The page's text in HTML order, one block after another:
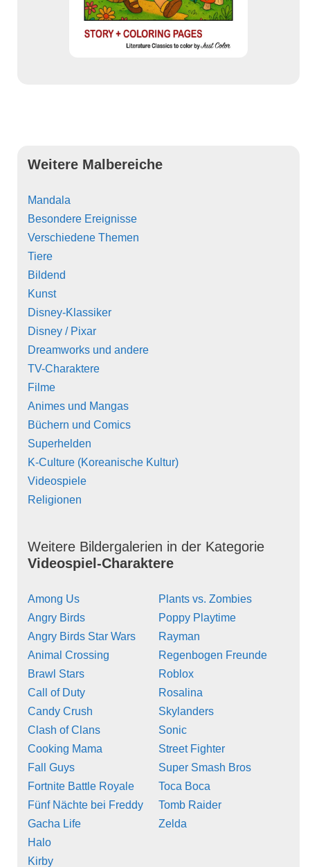
Weitere Malbereiche
Mandala
Besondere Ereignisse
Verschiedene Themen
Tiere
Bildend
Kunst
Disney-Klassiker
Disney / Pixar
Dreamworks und andere
TV-Charaktere
Filme
Animes und Mangas
Büchern und Comics
Superhelden
K-Culture (Koreanische Kultur)
Videospiele
Religionen
Weitere Bildergalerien in der Kategorie
Videospiel-Charaktere
Among Us
Angry Birds
Angry Birds Star Wars
Animal Crossing
Brawl Stars
Call of Duty
Candy Crush
Clash of Clans
Cooking Mama
Fall Guys
Fortnite Battle Royale
Fünf Nächte bei Freddy
Gacha Life
Halo
Kirby
Plants vs. Zombies
Poppy Playtime
Rayman
Regenbogen Freunde
Roblox
Rosalina
Skylanders
Sonic
Street Fighter
Super Smash Bros
Toca Boca
Tomb Raider
Zelda